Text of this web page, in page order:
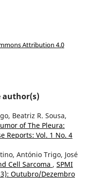
Attribution 4.0
author(s)
Beatriz R. Sousa,
of The Pleura:
Reports: Vol. 1 No. 4
António Trigo, José
Cell Sarcoma , SPMI
Outubro/Dezembro